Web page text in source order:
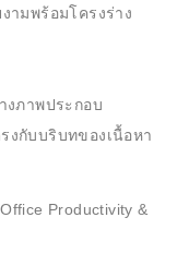
ามพร้อมโครงร่าง
งภาพประกอบ
งกับบริบทของเนื้อหา
Productivity &